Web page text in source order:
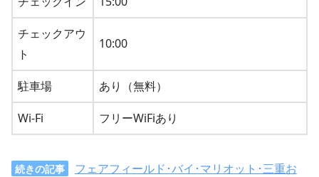
チェックアウ
ト
10:00
駐車場 あり（無料）
Wi-Fi フリーWiFiあり
続きの記事
フェアフィールド･バイ･マリオット･三重お